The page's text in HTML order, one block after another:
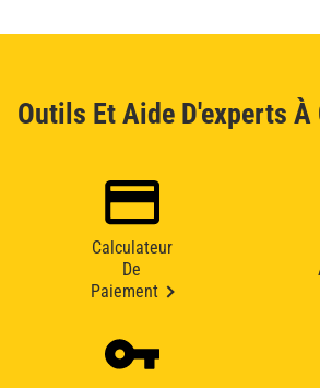
Outils Et Aide D'experts À
Calculateur
De
Paiement